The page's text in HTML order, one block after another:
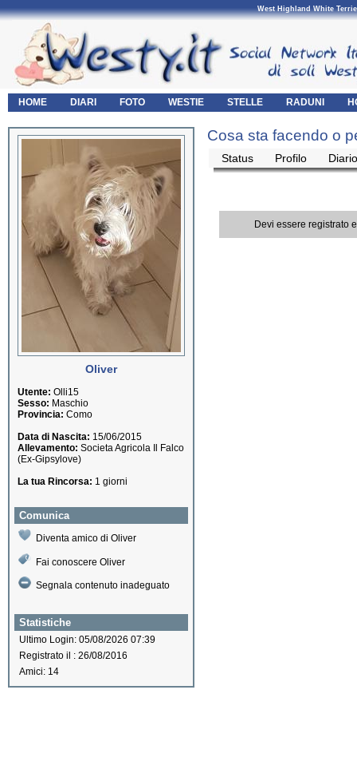
West Highland White
HOME DIARI FOTO WESTIE STELLE RADUNI
Oliver
Utente: Olli15
Sesso: Maschio
Provincia: Como
Data di Nascita: 15/06/2015
Allevamento: Societa Agricola Il Falco
(Ex-Gipsylove)
La tua Rincorsa: 1 giorni
Comunica
Diventa amico di Oliver
Fai conoscere Oliver
Segnala contenuto inadeguato
Statistiche
Ultimo Login: 05/08/2026 07:39
Registrato il : 26/08/2016
Amici: 14
Cosa sta facendo o
Status Profilo Diario
Devi essere registrato